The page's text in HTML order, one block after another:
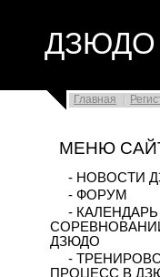
ДЗЮДО
Главная
МЕНЮ
- НОВОСТИ
- ФОРУМ
- КАЛЕНДАРЬ
ДЗЮДО
-
ПРОЦЕСС В